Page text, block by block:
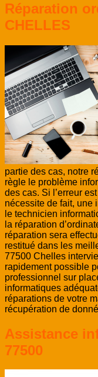
Réparation
CHELLES
partie des cas, notre
règle le problème
des cas. Si l’erreur
nécessite de fait, une
le technicien
la réparation
réparation sera
restitué dans les
77500 Chelles
rapidement possible
professionnel sur
informatiques
réparations de votre
récupération de
Assistance
77500